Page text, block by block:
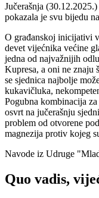
Jučerašnja
pokazala je svu bijedu
O građanskoj inicijativi
devet vijećnika većine
jedna od najvažnijih
Kupresa, a oni ne znaju
se sjednica najbolje
kukavičluka,
Pogubna kombinacija
osvrt na jučerašnju
problem od otvorene
magnezija protiv kojeg
Navode iz Udruge
Quo vadis,